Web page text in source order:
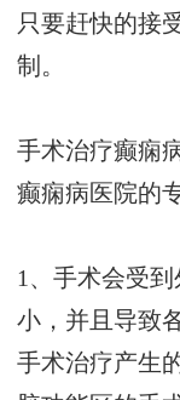
只要赶快的接
制。
手术治疗癫痫
癫痫病医院的
1、手术会受到
小，并且导致
手术治疗产生